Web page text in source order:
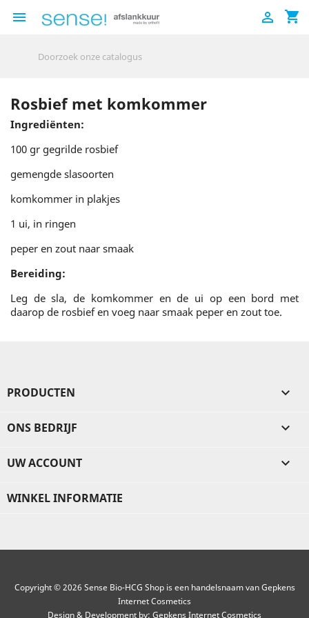
 shopping_cart

Rosbief met komkommer
Ingrediënten:
100 gr gegrilde rosbief
gemengde slasoorten
komkommer in plakjes
1 ui, in ringen
peper en zout naar smaak
Bereiding:
Leg de sla, de komkommer en de ui op een bord met
daarop de rosbief en voeg naar smaak peper en zout toe.
PRODUCTEN 
ONS BEDRIJF 
UW ACCOUNT 
WINKEL INFORMATIE
Copyright © 2026 Sense Bio-HCG Shop is een handelsnaam van Gepkens
Internet Cosmetics
Design & Development by: Gepkens Internet Cosmetics